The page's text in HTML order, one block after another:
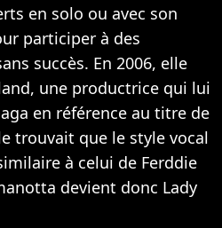
en solo ou avec son
participer à des
succès. En 2006, elle
une productrice qui lui
en référence au titre de
trouvait que le style vocal
à celui de Ferddie
devient donc Lady